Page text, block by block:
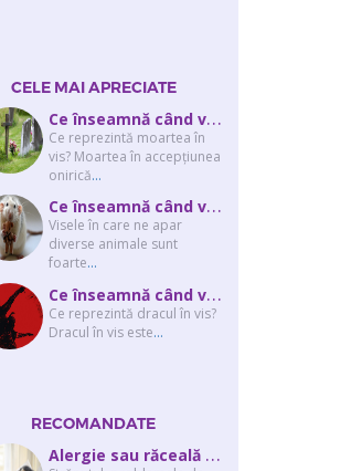
CELE MAI APRECIATE
C
e înseamnă când visezi că moare cineva apropiat? Interpretarea visului în ...
Ce reprezintă moartea în
vis? Moartea în accepţiunea
onirică...
C
e înseamnă când visezi şobolani sau şoareci
Visele în care ne apar
diverse animale sunt
foarte...
C
e înseamnă când visezi un drac? Interpretarea visului în care apar unul sau...
Ce reprezintă dracul în vis?
Dracul în vis este...
RECOMANDATE
A
lergie sau răceală – cum îţi dai seama de ce suferi și de ce conteaz...